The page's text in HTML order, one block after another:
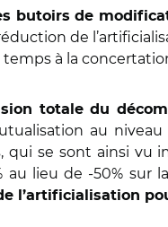
butoirs de
de
à la
totale du
au
qui se sont ainsi
lieu de -50% sur
l’artificialisation